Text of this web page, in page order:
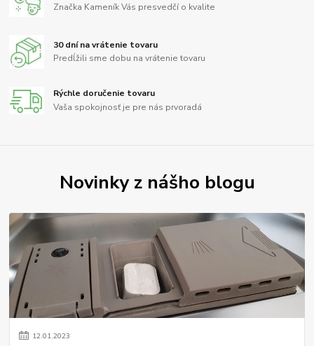
Značka Kameník Vás presvedčí o kvalite
30 dní na vrátenie tovaru
Predĺžili sme dobu na vrátenie tovaru
Rýchle doručenie tovaru
Vaša spokojnosť je pre nás prvoradá
Novinky z nášho blogu
12.01.2023